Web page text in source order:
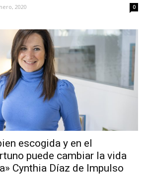
2020 0
escogida y en el
puede cambiar la vida
Cynthia Díaz de Impulso